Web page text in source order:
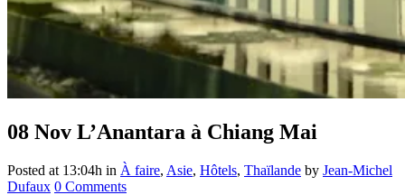
08 Nov L’Anantara à Chiang Mai
Posted at 13:04h in À faire, Asie, Hôtels, Thaïlande by Jean-Michel
Dufaux 0 Comments